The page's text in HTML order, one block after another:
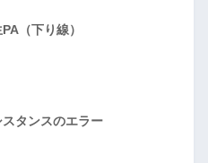
（下り線）
スタンスのエラー